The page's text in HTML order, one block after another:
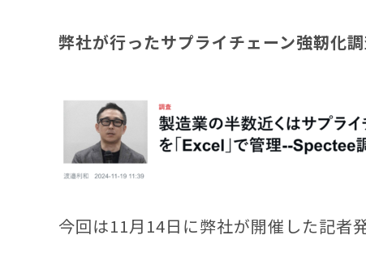
弊社が行ったサプライチェーン強靭化
今回は11月14日に弊社が開催した記者